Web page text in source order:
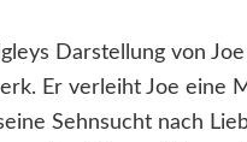
Darstellung von
Er verleiht Joe eine
Sehnsucht nach